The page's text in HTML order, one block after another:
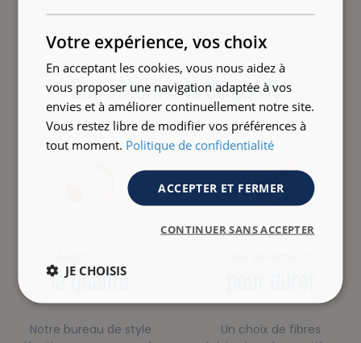
Des vêtements de qualité
la qualité
Notre bureau de style
Un choix de fibres
Votre expérience, vos choix
En acceptant les cookies, vous nous aidez à
vous proposer une navigation adaptée à vos
envies et à améliorer continuellement notre site.
Vous restez libre de modifier vos préférences à
tout moment. Politique de confidentialité
ACCEPTER ET FERMER
CONTINUER SANS ACCEPTER
JE CHOISIS